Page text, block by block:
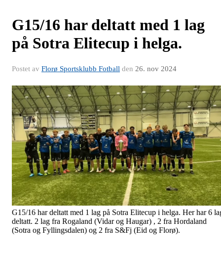
G15/16 har deltatt med 1 lag
på Sotra Elitecup i helga.
Postet av Florø Sportsklubb Fotball den 26. nov 2024
G15/16 har deltatt med 1 lag på Sotra Elitecup i helga. Her har 6
deltatt. 2 lag fra Rogaland (Vidar og Haugar) , 2 fra Hordaland
(Sotra og Fyllingsdalen) og 2 fra S&Fj (Eid og Florø).